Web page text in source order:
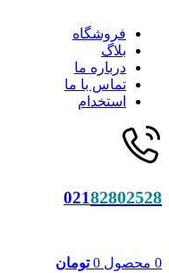
فروشگاه
بلاگ
درباره ما
تماس با ما
استخدام
02182802528
0 محصول 0 تومان